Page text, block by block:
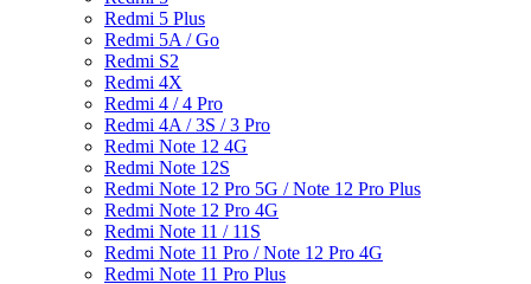
Redmi 5 Plus
Redmi 5A / Go
Redmi S2
Redmi 4X
Redmi 4 / 4 Pro
Redmi 4A / 3S / 3 Pro
Redmi Note 12 4G
Redmi Note 12S
Redmi Note 12 Pro 5G / Note 12 Pro Plus
Redmi Note 12 Pro 4G
Redmi Note 11 / 11S
Redmi Note 11 Pro / Note 12 Pro 4G
Redmi Note 11 Pro Plus